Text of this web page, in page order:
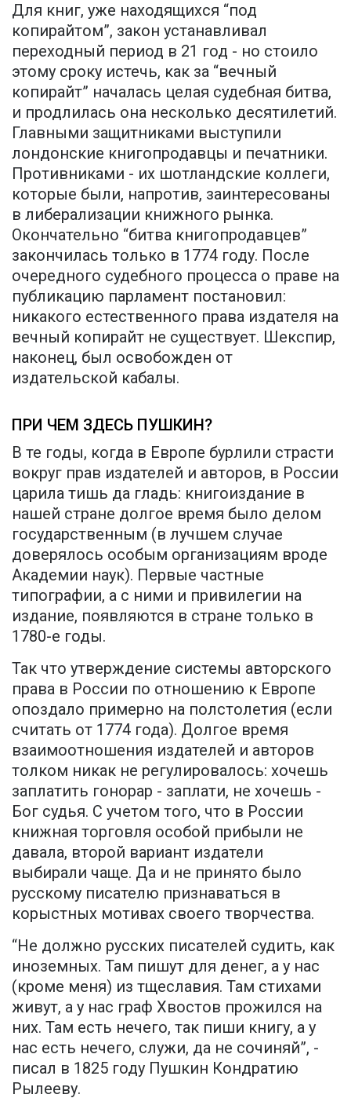
Для книг, уже находящихся “под
копирайтом”, закон устанавливал
переходный период в 21 год - но стоило
этому сроку истечь, как за “вечный
копирайт” началась целая судебная битва,
и продлилась она несколько десятилетий.
Главными защитниками выступили
лондонские книгопродавцы и печатники.
Противниками - их шотландские коллеги,
которые были, напротив, заинтересованы
в либерализации книжного рынка.
Окончательно “битва книгопродавцев”
закончилась только в 1774 году. После
очередного судебного процесса о праве на
публикацию парламент постановил:
никакого естественного права издателя на
вечный копирайт не существует. Шекспир,
наконец, был освобожден от
издательской кабалы.
ПРИ ЧЕМ ЗДЕСЬ ПУШКИН?
В те годы, когда в Европе бурлили страсти
вокруг прав издателей и авторов, в России
царила тишь да гладь: книгоиздание в
нашей стране долгое время было делом
государственным (в лучшем случае
доверялось особым организациям вроде
Академии наук). Первые частные
типографии, а с ними и привилегии на
издание, появляются в стране только в
1780-е годы.
Так что утверждение системы авторского
права в России по отношению к Европе
опоздало примерно на полстолетия (если
считать от 1774 года). Долгое время
взаимоотношения издателей и авторов
толком никак не регулировалось: хочешь
заплатить гонорар - заплати, не хочешь -
Бог судья. С учетом того, что в России
книжная торговля особой прибыли не
давала, второй вариант издатели
выбирали чаще. Да и не принято было
русскому писателю признаваться в
корыстных мотивах своего творчества.
“Не должно русских писателей судить, как
иноземных. Там пишут для денег, а у нас
(кроме меня) из тщеславия. Там стихами
живут, а у нас граф Хвостов прожился на
них. Там есть нечего, так пиши книгу, а у
нас есть нечего, служи, да не сочиняй”, -
писал в 1825 году Пушкин Кондратию
Рылееву.